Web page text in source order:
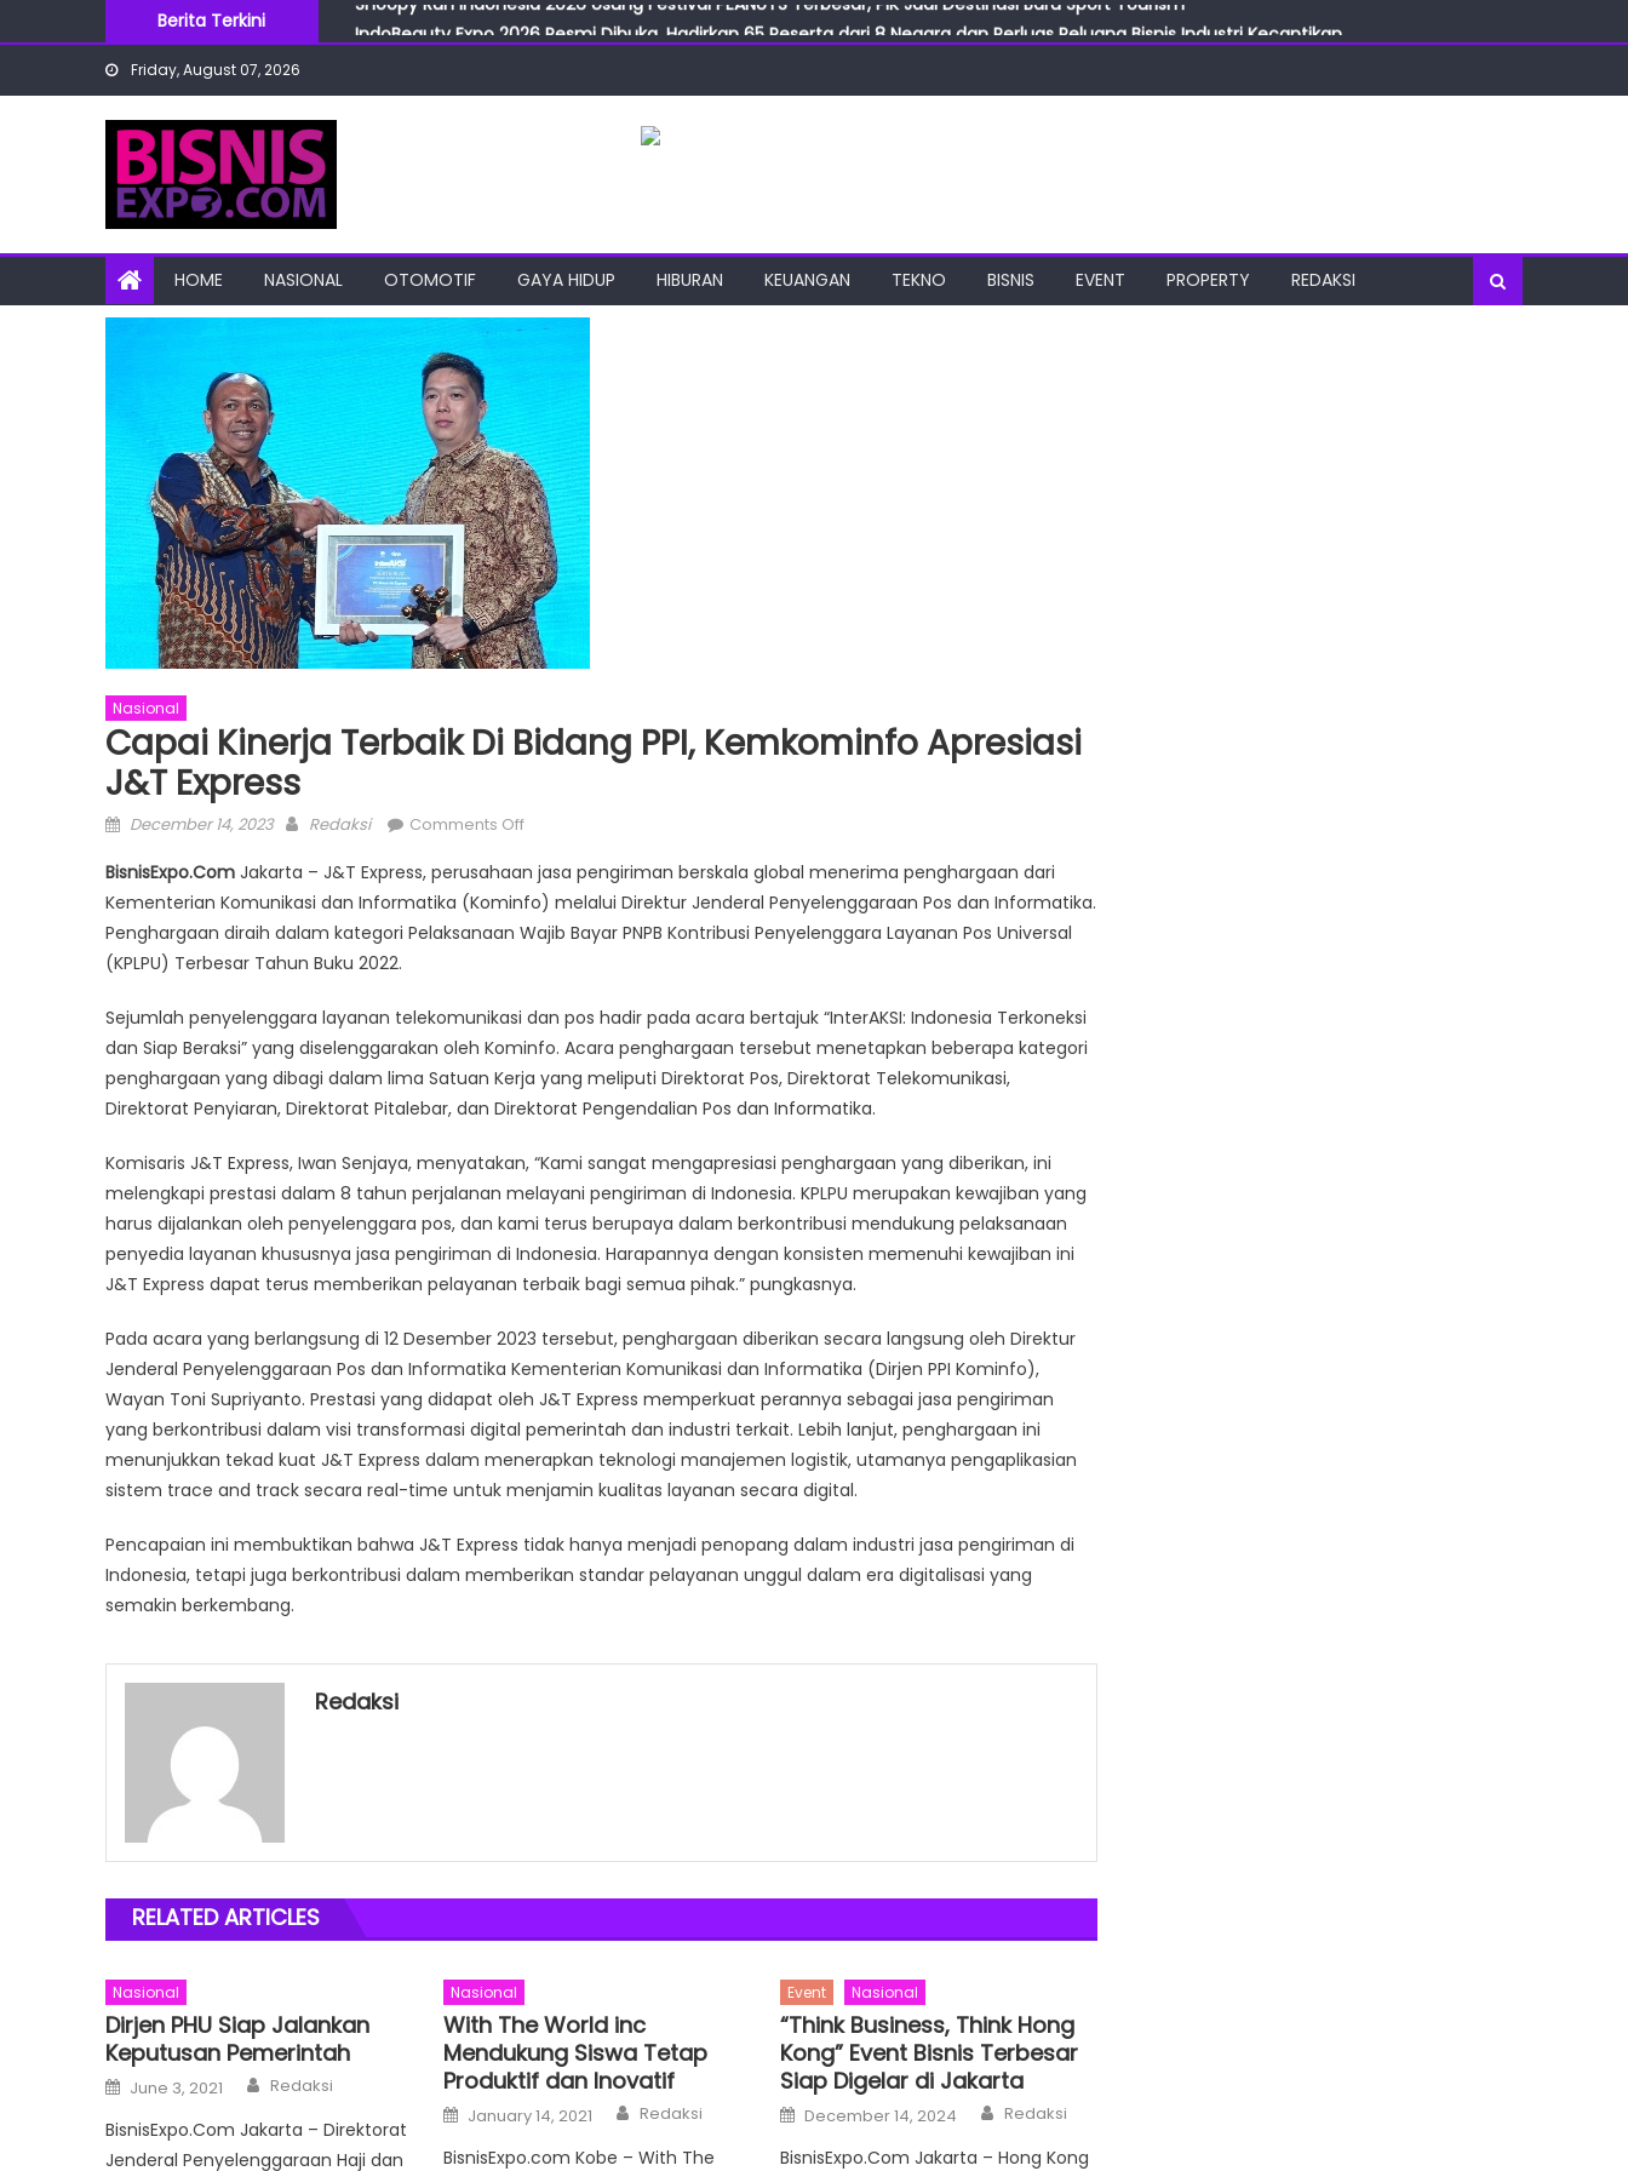
to
Berita Terkini
IndoBeauty Expo 2026 Resmi Dibuka, Hadirkan 65 Peserta dari 8 Negara dan Perluas Peluang Bisnis Industri Kecantikan
Snoopy Run Indonesia 2026 Usung Festival PEANUTS Terbesar, PIK Jadi Destinasi Baru Sport Tourism
Friday, August 07, 2026
HOME NASIONAL OTOMOTIF GAYA HIDUP HIBURAN KEUANGAN TEKNO BISNIS EVENT PROPERTY REDAKSI
Nasional
Capai Kinerja Terbaik Di Bidang PPI, Kemkominfo Apresiasi
J&T Express
Posted
December 14, 2023 Author
Redaksi Comments Offon
Kinerja
Terbaik
di
Kemkominfo
Apresiasi
J&T
Express
BisnisExpo.Com Jakarta – J&T Express, perusahaan jasa pengiriman berskala global menerima penghargaan dari
Kementerian Komunikasi dan Informatika (Kominfo) melalui Direktur Jenderal Penyelenggaraan Pos dan Informatika.
Penghargaan diraih dalam kategori Pelaksanaan Wajib Bayar PNPB Kontribusi Penyelenggara Layanan Pos Universal
(KPLPU) Terbesar Tahun Buku 2022.
Sejumlah penyelenggara layanan telekomunikasi dan pos hadir pada acara bertajuk “InterAKSI: Indonesia Terkoneksi
dan Siap Beraksi” yang diselenggarakan oleh Kominfo. Acara penghargaan tersebut menetapkan beberapa kategori
penghargaan yang dibagi dalam lima Satuan Kerja yang meliputi Direktorat Pos, Direktorat Telekomunikasi,
Direktorat Penyiaran, Direktorat Pitalebar, dan Direktorat Pengendalian Pos dan Informatika.
Komisaris J&T Express, Iwan Senjaya, menyatakan, “Kami sangat mengapresiasi penghargaan yang diberikan, ini
melengkapi prestasi dalam 8 tahun perjalanan melayani pengiriman di Indonesia. KPLPU merupakan kewajiban yang
harus dijalankan oleh penyelenggara pos, dan kami terus berupaya dalam berkontribusi mendukung pelaksanaan
penyedia layanan khususnya jasa pengiriman di Indonesia. Harapannya dengan konsisten memenuhi kewajiban ini
J&T Express dapat terus memberikan pelayanan terbaik bagi semua pihak.” pungkasnya.
Pada acara yang berlangsung di 12 Desember 2023 tersebut, penghargaan diberikan secara langsung oleh Direktur
Jenderal Penyelenggaraan Pos dan Informatika Kementerian Komunikasi dan Informatika (Dirjen PPI Kominfo),
Wayan Toni Supriyanto. Prestasi yang didapat oleh J&T Express memperkuat perannya sebagai jasa pengiriman
yang berkontribusi dalam visi transformasi digital pemerintah dan industri terkait. Lebih lanjut, penghargaan ini
menunjukkan tekad kuat J&T Express dalam menerapkan teknologi manajemen logistik, utamanya pengaplikasian
sistem trace and track secara real-time untuk menjamin kualitas layanan secara digital.
Pencapaian ini membuktikan bahwa J&T Express tidak hanya menjadi penopang dalam industri jasa pengiriman di
Indonesia, tetapi juga berkontribusi dalam memberikan standar pelayanan unggul dalam era digitalisasi yang
semakin berkembang.
Redaksi
RELATED ARTICLES
Nasional
Dirjen PHU Siap Jalankan
Keputusan Pemerintah
Posted
on
June 3, 2021 Author
Redaksi
BisnisExpo.Com Jakarta – Direktorat
Jenderal Penyelenggaraan Haji dan
Nasional
With The World inc
Mendukung Siswa Tetap
Produktif dan Inovatif
Posted
on
January 14, 2021 Author
Redaksi
BisnisExpo.com Kobe – With The
Event Nasional
“Think Business, Think Hong
Kong” Event Bisnis Terbesar
Siap Digelar di Jakarta
Posted
on
December 14, 2024 Author
Redaksi
BisnisExpo.Com Jakarta – Hong Kong